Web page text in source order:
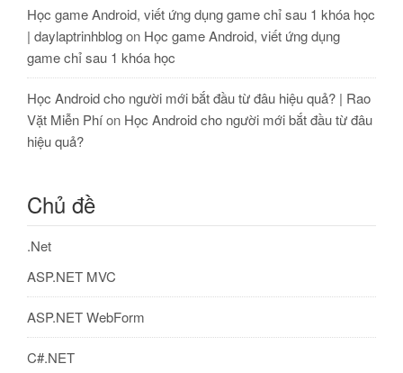
Học game Android, viết ứng dụng game chỉ sau 1 khóa học
| daylaptrinhblogon Học game Android, viết ứng dụng
game chỉ sau 1 khóa học
Học Android cho người mới bắt đầu từ đâu hiệu quả? | Rao
Vặt Miễn Phíon Học Android cho người mới bắt đầu từ đâu
hiệu quả?
Chủ đề
.Net
ASP.NET MVC
ASP.NET WebForm
C#.NET